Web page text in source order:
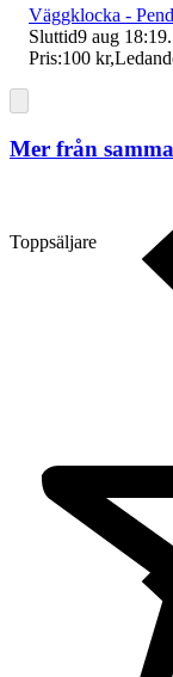
Toppsäljare
Väggklocka -
Sluttid9 aug 18:19.
Pris:100 kr,
Mer från